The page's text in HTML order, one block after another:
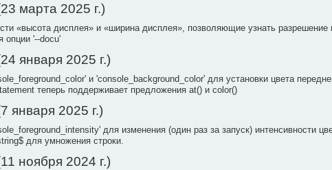
марта 2025 г.)
«высота дисплея» и «ширина дисплея», позволяющие узнать разрешение
опции '--docu'
января 2025 г.)
и 'console_background_color' для установки цвета
теперь поддерживает предложения at() и color()
января 2025 г.)
для изменения (один раз за запуск) интенсивности
для умножения строки.
ноября 2024 г.)